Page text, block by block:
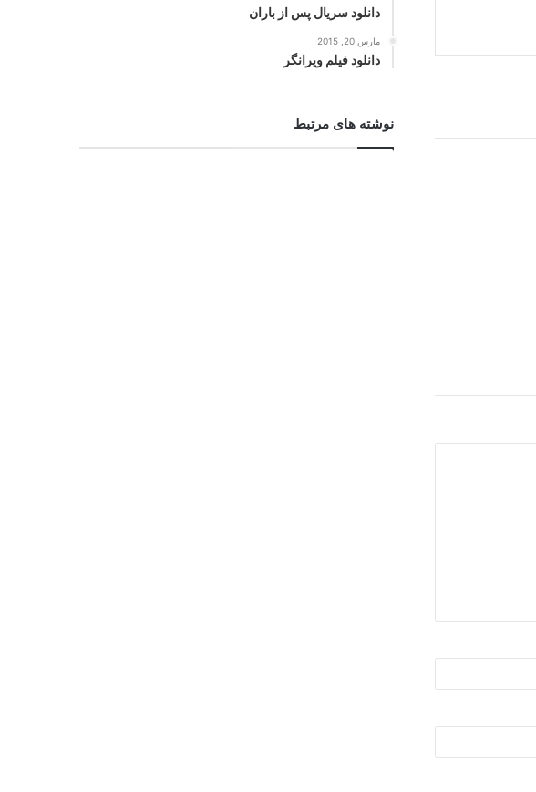
دانلود سریال پس از باران
مارس 20, 2015
دانلود فیلم ویرانگر
نوشته های مرتبط